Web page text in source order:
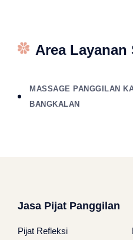
Area Layanan
MASSAGE PANGGILAN
BANGKALAN
Jasa Pijat Panggilan
Pijat Refleksi